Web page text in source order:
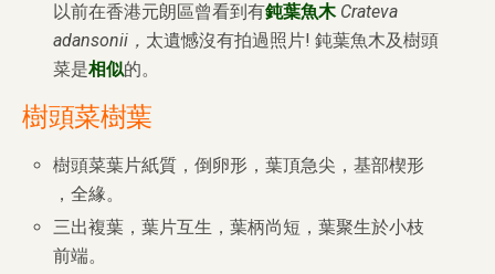
以前在香港元朗區曾看到有鈍葉魚木 Crateva
adansonii， 太遺憾沒有拍過照片! 鈍葉魚木及樹頭
菜是相似的。
樹頭菜樹葉
樹頭菜葉片紙質，倒卵形，葉頂急尖，基部楔形
，全緣。
三出複葉，葉片互生，葉柄尚短，葉聚生於小枝
前端。